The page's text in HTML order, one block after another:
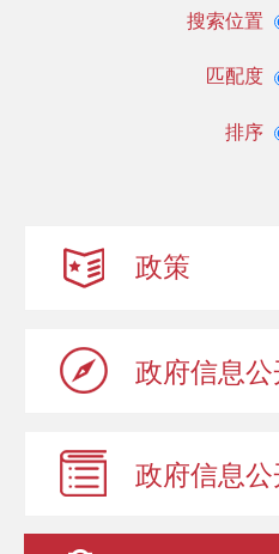
搜索位置
匹配度
排序
政策
政府信息
政府信息